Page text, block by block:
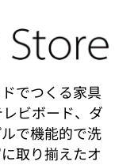
でつくる家具
ビボード、ダ
で機能的で洗
取り揃えたオ